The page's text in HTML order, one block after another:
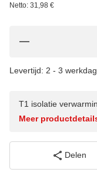
Netto: 31,98 €
Levertijd: 2 - 3
T1 isolatie
Meer
Delen